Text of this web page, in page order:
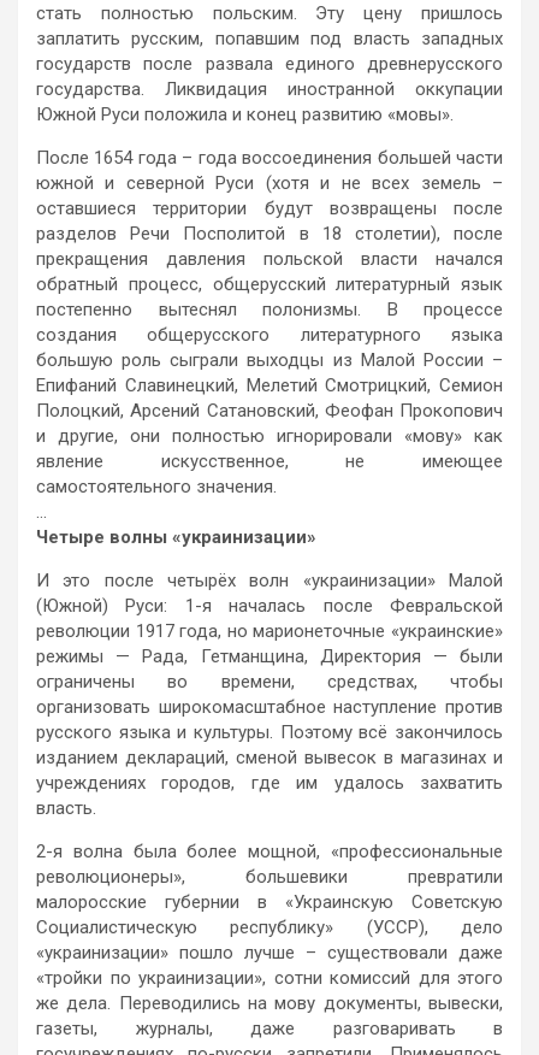
стать полностью польским. Эту цену пришлось
заплатить русским, попавшим под власть западных
государств после развала единого древнерусского
государства. Ликвидация иностранной оккупации
Южной Руси положила и конец развитию «мовы».
После 1654 года – года воссоединения большей части
южной и северной Руси (хотя и не всех земель –
оставшиеся территории будут возвращены после
разделов Речи Посполитой в 18 столетии), после
прекращения давления польской власти начался
обратный процесс, общерусский литературный язык
постепенно вытеснял полонизмы. В процессе
создания общерусского литературного языка
большую роль сыграли выходцы из Малой России –
Епифаний Славинецкий, Мелетий Смотрицкий, Семион
Полоцкий, Арсений Сатановский, Феофан Прокопович
и другие, они полностью игнорировали «мову» как
явление искусственное, не имеющее
самостоятельного значения.
…
Четыре волны «украинизации»
И это после четырёх волн «украинизации» Малой
(Южной) Руси: 1-я началась после Февральской
революции 1917 года, но марионеточные «украинские»
режимы — Рада, Гетманщина, Директория — были
ограничены во времени, средствах, чтобы
организовать широкомасштабное наступление против
русского языка и культуры. Поэтому всё закончилось
изданием деклараций, сменой вывесок в магазинах и
учреждениях городов, где им удалось захватить
власть.
2-я волна была более мощной, «профессиональные
революционеры», большевики превратили
малоросские губернии в «Украинскую Советскую
Социалистическую республику» (УССР), дело
«украинизации» пошло лучше – существовали даже
«тройки по украинизации», сотни комиссий для этого
же дела. Переводились на мову документы, вывески,
газеты, журналы, даже разговаривать в